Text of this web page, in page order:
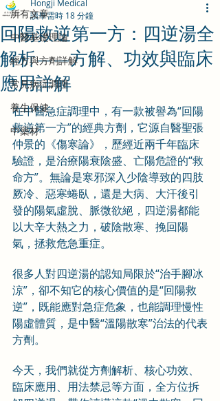
所有文章
中醫基礎理論
經方與方劑詳解
常見病症調理
養生保健
中藥材
回陽救逆第一方：四逆湯全
解析——方解、功效與臨床
應用詳解
Hongji Medical
讀畢需時 18 分鐘
在中醫急症調理中，有一款被譽為“回陽
救逆第一方”的經典方劑，它源自醫聖張
仲景的《傷寒論》，歷經近兩千年臨床
驗證，是治療陽衰陰盛、亡陽危證的“救
命方”。無論是寒邪深入少陰導致的四肢
厥冷、惡寒蜷臥，還是大病、大汗後引
發的陽氣虛脫、脈微欲絕，四逆湯都能
以大辛大熱之力，破陰散寒、挽回陽
氣，拯救危急重症。
很多人對四逆湯的認知局限於“治手腳冰
涼”，卻不知它的核心價值的是“回陽救
逆”，既能應對急症危象，也能調理慢性
陽虛體質，是中醫“溫陽散寒”治法的代表
方劑。
今天，我們就從方劑解析、核心功效、
臨床應用、用法禁忌等方面，全方位拆